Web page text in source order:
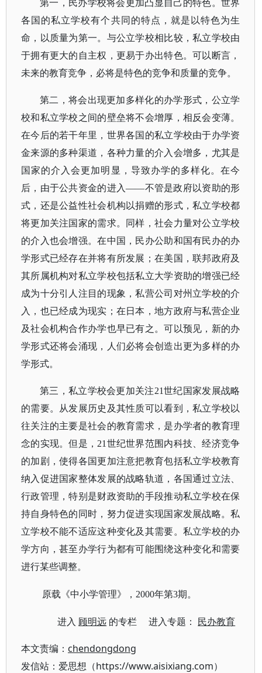
第一，民办学校将会更加凸显自己的特色。世界
各国的私立学校有个共同的特点，就是以特色为生
命，以质量为第一。与公立学校相比较，私立学校由
于拥有更大的自主权，更易于办出特色。可以断言，
未来的教育竞争，必将是特色的竞争和质量的竞争。
第二，将会出现更加多样化的办学形式，公立学
校和私立学校之间的壁垒将不会增厚，相反会变薄。
在今后的若干年里，世界各国的私立学校由于办学资
金来源的多种渠道，各种力量的介入会增多，尤其是
国家的介入会更加明显，导致办学的多样化。在今
后，由于公共资金的进入——不管是政府以资助的形
式，还是公益性社会机构以捐赠的形式，私立学校都
将更加关注国家的需求。同样，社会力量对公立学校
的介入也会增强。在中国，民办公助和国有民办的办
学形式已经存在并将有所发展；在美国，联邦政府及
其所属机构对私立学校包括私立大学资助的增强已经
成为十分引人注目的现象，私营公司对州立学校的介
入，也已经成为现实；在日本，地方政府与私营企业
及社会机构合作办学也早已有之。可以预见，新的办
学形式还将会涌现，人们必将会创造出更为多样的办
学形式。
第三，私立学校会更加关注21世纪国家发展战略
的需要。从发展历史及其性质可以看到，私立学校以
往关注的主要是社会的教育需求，是办学者的教育理
念的实现。但是，21世纪世界范围内科技、经济竞争
的加剧，使得各国更加注意把教育包括私立学校教育
纳入促进国家整体发展的战略轨道，各国通过立法、
行政管理，特别是财政资助的手段推动私立学校在保
持自身特色的同时，努力促进实现国家发展战略。私
立学校不能不适应这种变化及其需要。私立学校的办
学方向，甚至办学行为都有可能围绕这种变化和需要
进行某些调整。
原载《中小学管理》， 2000年第3期。
进入 顾明远 的专栏 进入专题： 民办教育
本文责编： chendongdong
发信站：爱思想（https://www.aisixiang.com）